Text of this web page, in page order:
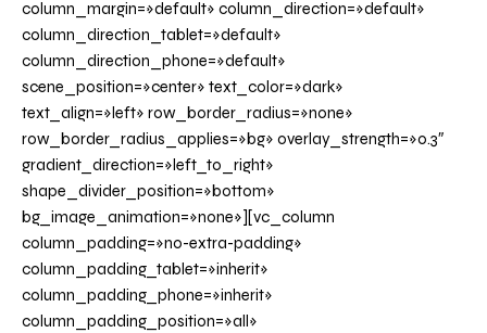
column_margin=»default» column_direction=»default»
column_direction_tablet=»default»
column_direction_phone=»default»
scene_position=»center» text_color=»dark»
text_align=»left» row_border_radius=»none»
row_border_radius_applies=»bg» overlay_strength=»0.3″
gradient_direction=»left_to_right»
shape_divider_position=»bottom»
bg_image_animation=»none»][vc_column
column_padding=»no-extra-padding»
column_padding_tablet=»inherit»
column_padding_phone=»inherit»
column_padding_position=»all»